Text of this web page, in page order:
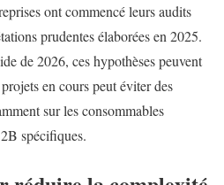
ont commencé leurs audits
prudentes élaborées en 2025.
de 2026, ces hypothèses peuvent
en cours peut éviter des
sur les consommables
spécifiques.